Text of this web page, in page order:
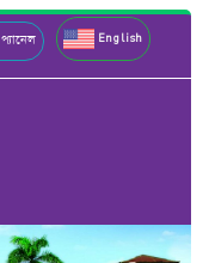
প্যানেল English